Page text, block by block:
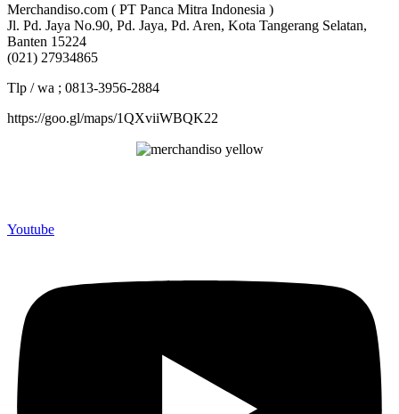
Merchandiso.com ( PT Panca Mitra Indonesia )
Jl. Pd. Jaya No.90, Pd. Jaya, Pd. Aren, Kota Tangerang Selatan,
Banten 15224
(021) 27934865
Tlp / wa ; 0813-3956-2884
https://goo.gl/maps/1QXviiWBQK22
Youtube